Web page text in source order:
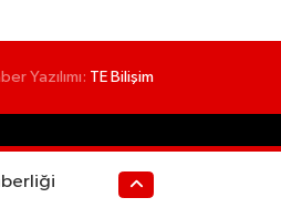
Yazılımı: TE Bilişim